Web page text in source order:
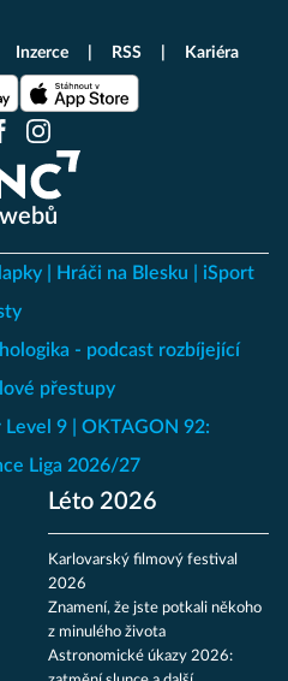
Hráči na Blesku
iSport
- podcast rozbíjející
přestupy
Level 9
OKTAGON 92:
Liga 2026/27
Léto 2026
Karlovarský filmový festival
2026
Znamení, že jste potkali někoho
z minulého života
Astronomické úkazy 2026:
Inzerce RSS Kariéra